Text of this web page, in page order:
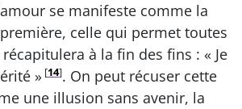
se manifeste comme la
celle qui permet toutes
à la fin des fins : « Je
» [14]. On peut récuser cette
une illusion sans avenir, la